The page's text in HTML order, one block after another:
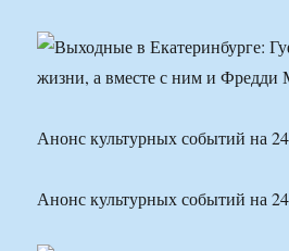
Анонс культурных событий на
Анонс культурных событий на